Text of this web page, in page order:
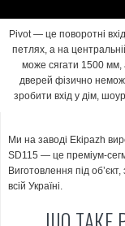
Pivot — це поворотні
петлях, а на
може сягати 1500 мм,
дверей фізично
зробити вхід у дім,
Ми на заводі Ekipazh
SD115 — це преміум-
Виготовлення під
всій Україні.